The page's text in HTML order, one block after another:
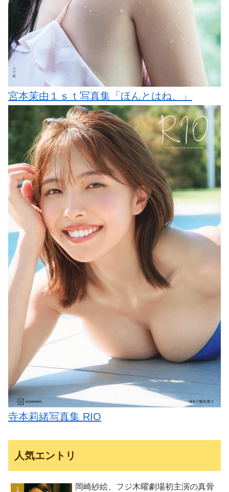
宮本茉由１ｓｔ写真集「ほんとはね、」
寺本莉緒写真集 RIO
人気エントリ
岡崎紗絵、フジ木曜劇場初主演の真骨